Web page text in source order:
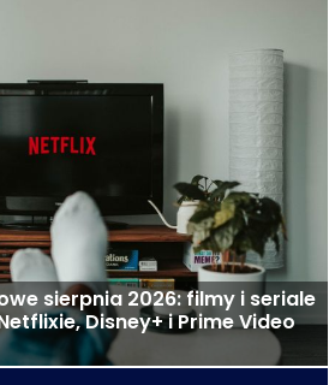
sierpnia 2026: filmy i seriale
Disney+ i Prime Video